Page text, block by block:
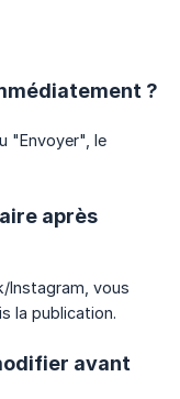
?
"Envoyer", le
après
Instagram, vous
la publication.
avant